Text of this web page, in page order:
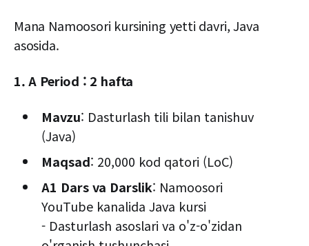
Mana Namoosori kursining yetti davri, Java
asosida.
1. A Period : 2 hafta
Mavzu: Dasturlash tili bilan tanishuv
(Java)
Maqsad: 20,000 kod qatori (LoC)
A1 Dars va Darslik: Namoosori
YouTube kanalida Java kursi
- Dasturlash asoslari va o'z-o'zidan